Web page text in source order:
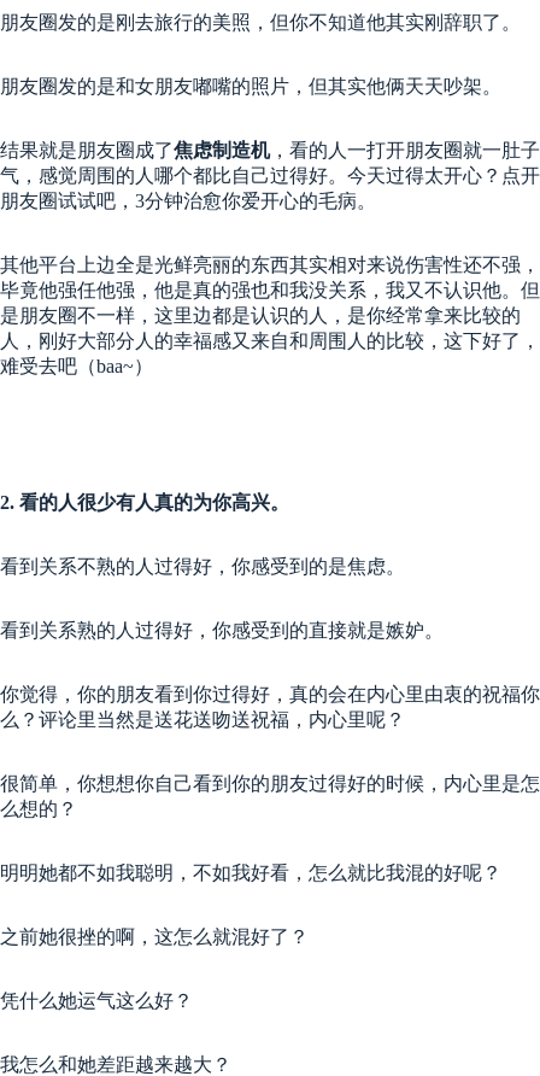
朋友圈发的是刚去旅行的美照，但你不知道他其实刚辞职了。
朋友圈发的是和女朋友嘟嘴的照片，但其实他俩天天吵架。
结果就是朋友圈成了焦虑制造机，看的人一打开朋友圈就一肚子
气，感觉周围的人哪个都比自己过得好。今天过得太开心？点开
朋友圈试试吧，3分钟治愈你爱开心的毛病。
其他平台上边全是光鲜亮丽的东西其实相对来说伤害性还不强，
毕竟他强任他强，他是真的强也和我没关系，我又不认识他。但
是朋友圈不一样，这里边都是认识的人，是你经常拿来比较的
人，刚好大部分人的幸福感又来自和周围人的比较，这下好了，
难受去吧（baa~）
2. 看的人很少有人真的为你高兴。
看到关系不熟的人过得好，你感受到的是焦虑。
看到关系熟的人过得好，你感受到的直接就是嫉妒。
你觉得，你的朋友看到你过得好，真的会在内心里由衷的祝福你
么？评论里当然是送花送吻送祝福，内心里呢？
很简单，你想想你自己看到你的朋友过得好的时候，内心里是怎
么想的？
明明她都不如我聪明，不如我好看，怎么就比我混的好呢？
之前她很挫的啊，这怎么就混好了？
凭什么她运气这么好？
我怎么和她差距越来越大？